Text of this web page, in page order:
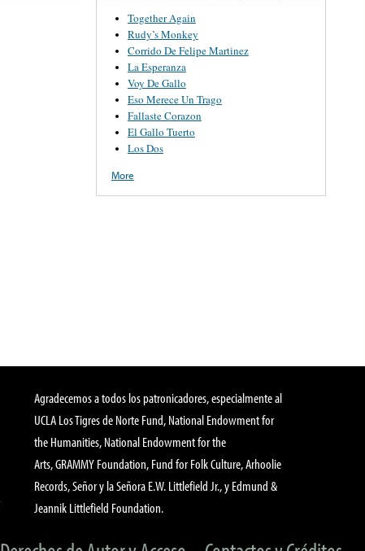
Together Again
Rudy’s Monkey
Corrido De Felipe Martinez
La Esperanza
Voy De Gallo
Eso Merece Un Trago
Fallaste Corazon
El Gallo Tuerto
Los Dos
More
Agradecemos a todos los patronicadores, especialmente al
UCLA Los Tigres de Norte Fund, National Endowment for
the Humanities, National Endowment for the
Arts, GRAMMY Foundation, Fund for Folk Culture, Arhoolie
Records, Señor y la Señora E.W. Littlefield Jr., y Edmund &
Jeannik Littlefield Foundation.